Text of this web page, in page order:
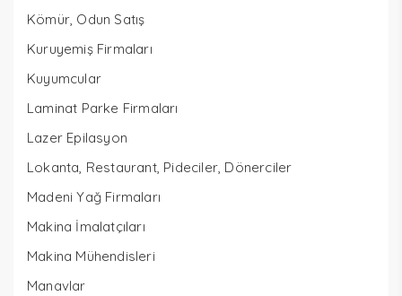
Kömür, Odun Satış
Kuruyemiş Firmaları
Kuyumcular
Laminat Parke Firmaları
Lazer Epilasyon
Lokanta, Restaurant, Pideciler, Dönerciler
Madeni Yağ Firmaları
Makina İmalatçıları
Makina Mühendisleri
Manavlar